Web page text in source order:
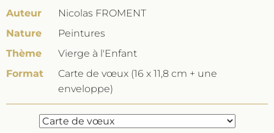
Auteur
Nicolas FROMENT
Nature
Peintures
Thème
Vierge à l'Enfant
Format
Carte de vœux (16 x 11,8 cm + une
enveloppe)